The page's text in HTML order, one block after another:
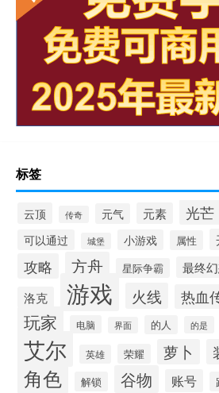
标签
云顶 传奇 元气 元素 光芒
可以通过 城堡 小游戏 属性
攻略 方舟 星际争霸 最终
洛克 游戏 火线 热血
玩家 电脑 界面 的人 的是
艾尔 英雄 荣耀 萝卜
角色 解锁 谷物 账号